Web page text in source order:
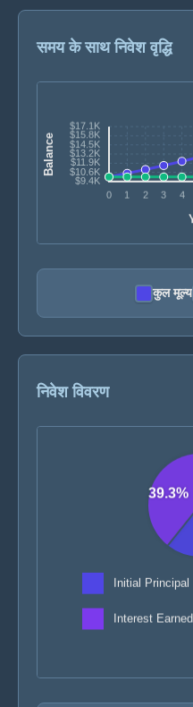
समय के साथ निवेश वृद्धि
कुल मूल्य
निवेश विवरण